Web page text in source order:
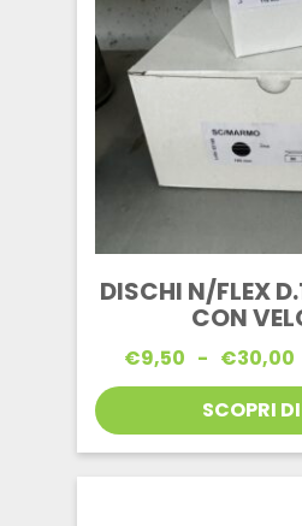
DISCHI N/FLEX
CON
€9,50 - €30,00
da
a
SCOPRI